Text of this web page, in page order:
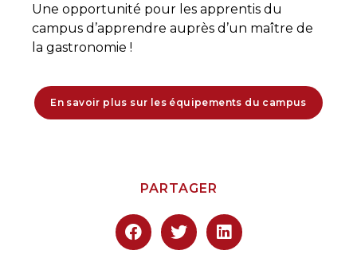
Une opportunité pour les apprentis du
campus d’apprendre auprès d’un maître de
la gastronomie !
En savoir plus sur les équipements du campus
PARTAGER